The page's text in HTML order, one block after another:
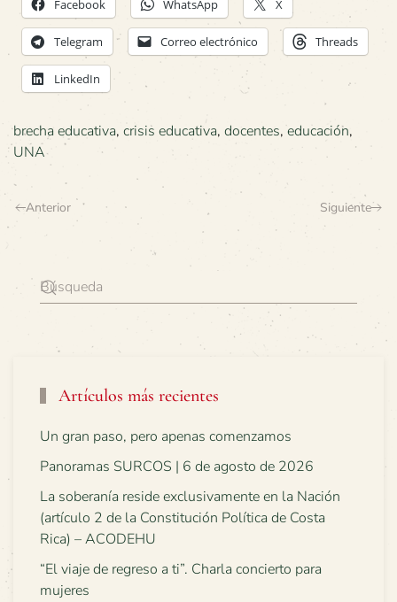
Facebook WhatsApp X
Telegram Correo electrónico Threads
LinkedIn
brecha educativa, crisis educativa, docentes,educación,
UNA
Anterior Siguiente
Artículos más recientes
Un gran paso, pero apenas comenzamos
Panoramas SURCOS | 6 de agosto de 2026
La soberanía reside exclusivamente en la Nación
(artículo 2 de la Constitución Política de Costa
Rica) – ACODEHU
“El viaje de regreso a ti”. Charla concierto para
mujeres